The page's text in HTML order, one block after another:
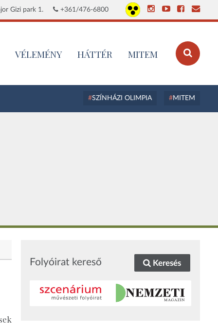
Gizi park 1. +361/476-6800
VÉLEMÉNY HÁTTÉR MITEM
SZÍNHÁZI OLIMPIA MITEM
Folyóirat kereső Keresés